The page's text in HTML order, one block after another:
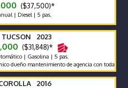
($37,500)*
| Diesel | 5 pas.
2023
($31,848)*
| Gasolina | 5 pas.
mantenimiento de agencia con todas las
2016